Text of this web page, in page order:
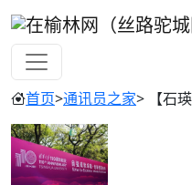
首页>通讯员之家> 【石